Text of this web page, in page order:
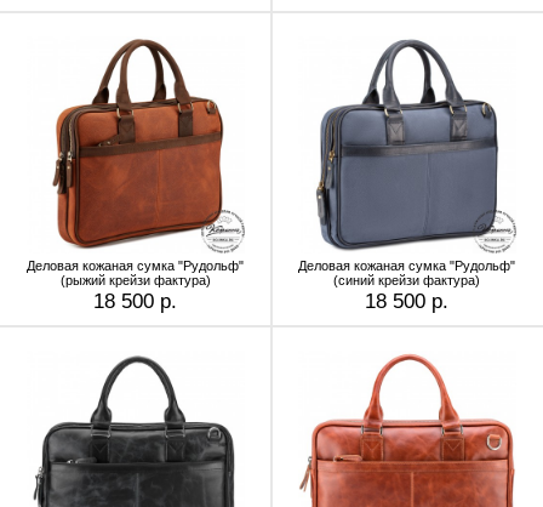
Деловая кожаная сумка "Рудольф"
(рыжий крейзи фактура)
18 500 р.
Деловая кожаная сумка "Рудольф"
(синий крейзи фактура)
18 500 р.